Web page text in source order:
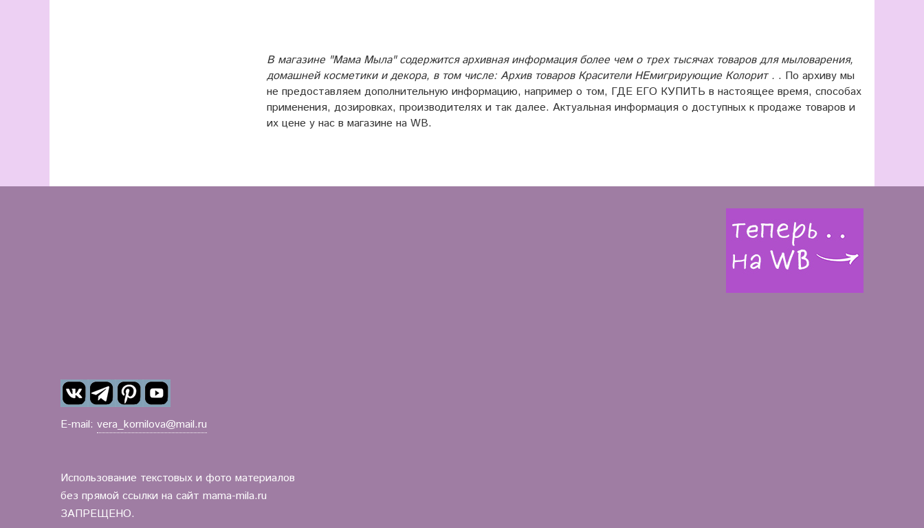
В магазине "Мама Мыла" содержится архивная информация более чем о трех тысячах товаров для мыловарения,
домашней косметики и декора, в том числе: Архив товаров Красители НЕмигрирующие Колорит . . По архиву мы
не предоставляем дополнительную информацию, например о том, ГДЕ ЕГО КУПИТЬ в настоящее время, способах
применения, дозировках, производителях и так далее. Актуальная информация о доступных к продаже товаров и
их цене у нас в магазине на WB.
E-mail: vera_kornilova@mail.ru
Использование текстовых и фото материалов
без прямой ссылки на сайт mama-mila.ru
ЗАПРЕЩЕНО.